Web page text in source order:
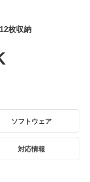
枚収納
ソフトウェア
対応情報